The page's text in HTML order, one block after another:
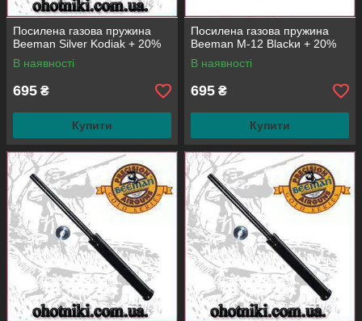
Посилена газова пружина
Beeman Silver Kodiak + 20%
В наявності
695 ₴
Купити
Посилена газова пружина
Beeman M-12 Blackи + 20%
В наявності
695 ₴
Купити